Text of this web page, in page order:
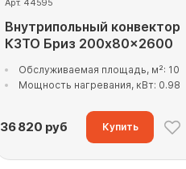
Арт. 44595
Внутрипольный конвектор
КЗТО Бриз 200x80x2600
Обслуживаемая площадь, м²: 10
Мощность нагревания, кВт: 0.98
36 820 руб Купить